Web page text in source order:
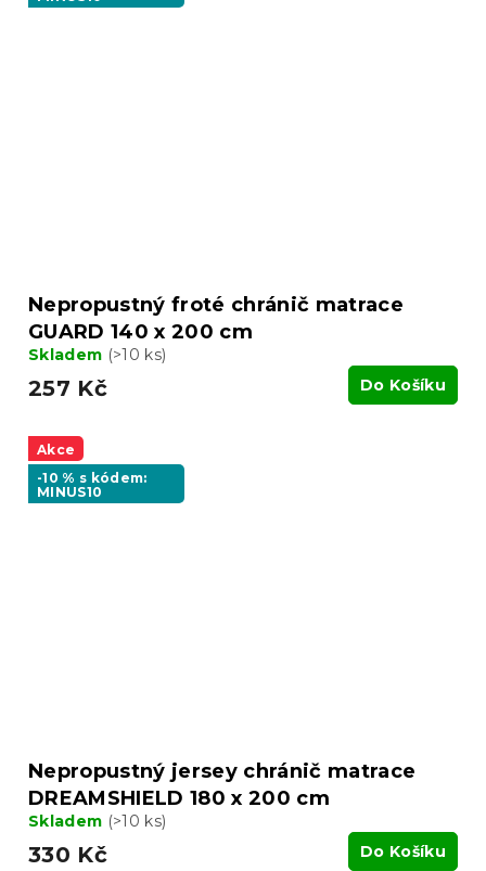
Nepropustný froté chránič matrace
GUARD 140 x 200 cm
Skladem (>10 ks)
257 Kč Do Košíku
Akce
-10 % s kódem:
MINUS10
Nepropustný jersey chránič matrace
DREAMSHIELD 180 x 200 cm
Skladem (>10 ks)
330 Kč Do Košíku